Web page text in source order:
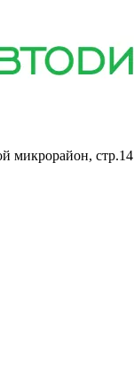
микрорайон, стр.14